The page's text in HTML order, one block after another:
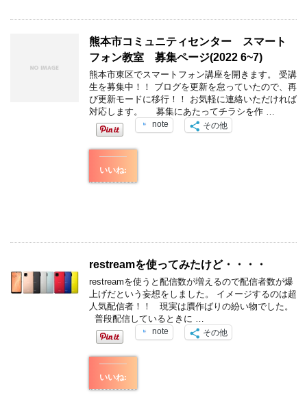
熊本市コミュニティセンター スマート
フォン教室 募集ページ(2022 6~7)
熊本市東区でスマートフォン講座を開きます。 受講
生を募集中！！ ブログを更新を怠っていたので、再
び更新モードに移行！！ お気軽に連絡いただければ
対応します。 募集にあたってチラシを作 …
note その他
いいね:
restreamを使ってみたけど・・・・
restreamを使うと配信数が増えるので配信者数が爆
上げだという妄想をしました。 イメージするのは超
人気配信者！！ 現実は贋作ばりの紛い物でした。
普段配信しているときに …
note その他
いいね: